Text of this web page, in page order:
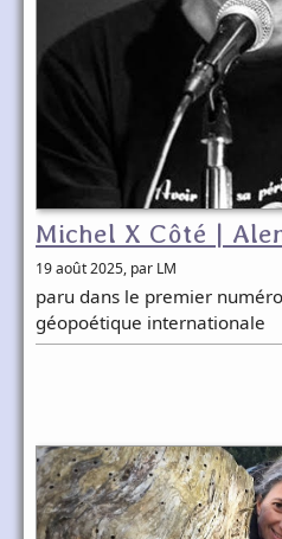
Michel X Côté |
19 août 2025, par LM
paru dans le premier
géopoétique internationale